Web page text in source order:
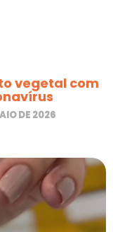
vegetal com
DE 2026